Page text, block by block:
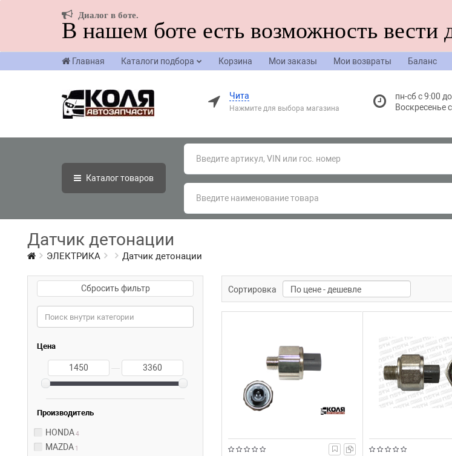
Диалог в боте.
В нашем боте есть возможность вести
Главная Каталоги подбора Корзина Мои заказы Мои возвраты Баланс
Чита
Нажмите для выбора магазина
пн-сб с 9:00
Воскресенье
Каталогтоваров
Датчик детонации
ЭЛЕКТРИКА Датчик детонации
Сбросить фильтр
Цена
—
Производитель
HONDA4
MAZDA 1
Сортировка